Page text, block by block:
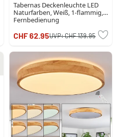
Tabernas Deckenleuchte LED
Naturfarben, Weiß, 1-flammig,
Fernbedienung
CHF 62.95UVP:CHF 139.95